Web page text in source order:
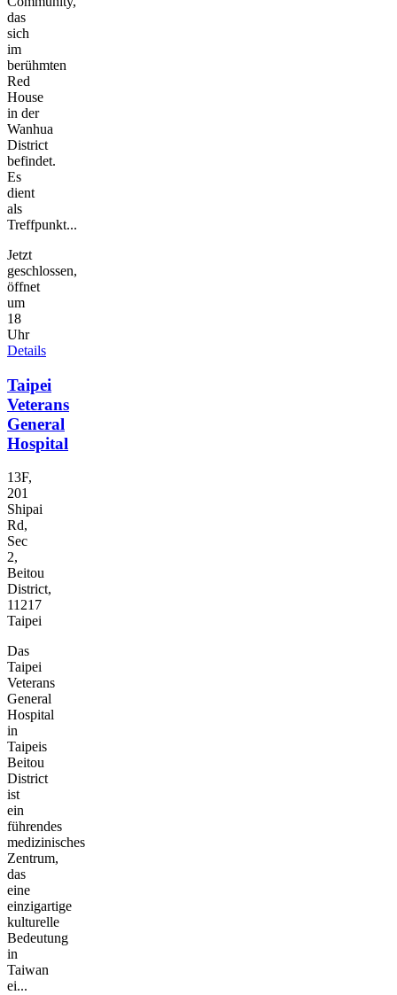
das
sich
im
berühmten
Red
House
in der
Wanhua
District
befindet.
Es
dient
als
Treffpunkt...
Jetzt
geschlossen,
öffnet
um
18
Uhr
Details
Taipei
Veterans
General
Hospital
13F,
201
Shipai
Rd,
Sec
2,
Beitou
District,
11217
Taipei
Das
Taipei
Veterans
General
Hospital
in
Taipeis
Beitou
District
ist
ein
führendes
medizinisches
Zentrum,
das
eine
einzigartige
kulturelle
Bedeutung
in
Taiwan
ei...